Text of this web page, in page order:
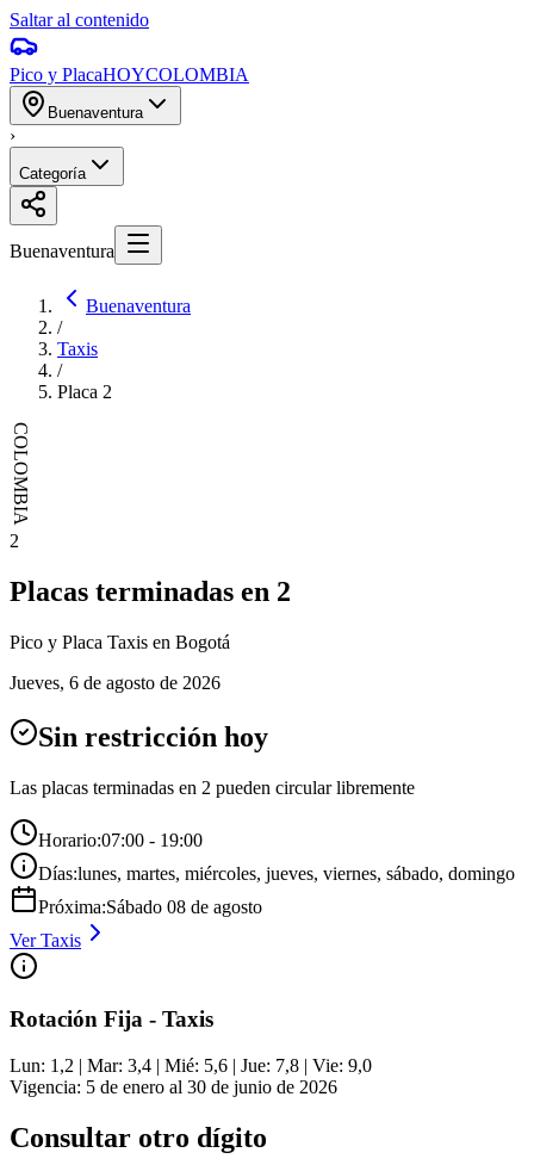
Saltar al contenido
Pico y PlacaHOYCOLOMBIA
Buenaventura
›
Categoría
Buenaventura
Buenaventura
/
Taxis
/
Placa 2
COLOMBIA
2
Placas terminadas en 2
Pico y Placa Taxis en Bogotá
Jueves, 6 de agosto de 2026
Sin restricción hoy
Las placas terminadas en 2 pueden circular libremente
Horario:07:00 - 19:00
Días:lunes, martes, miércoles, jueves, viernes, sábado, domingo
Próxima:Sábado 08 de agosto
VerTaxis
Rotación Fija - Taxis
Lun: 1,2 | Mar: 3,4 | Mié: 5,6 | Jue: 7,8 | Vie: 9,0
Vigencia: 5 de enero al 30 de junio de 2026
Consultar otro dígito